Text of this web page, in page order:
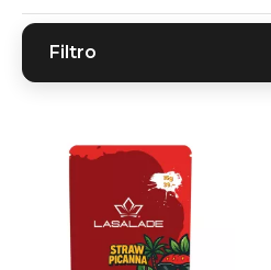
Filtro